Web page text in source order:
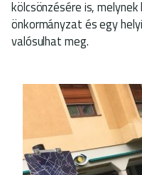
kölcsönzésére is,
önkormányzat és egy
valósulhat meg.